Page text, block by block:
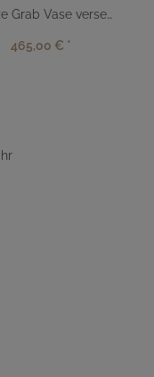
Bronze Grab Vase versenkbar
465,00 € *